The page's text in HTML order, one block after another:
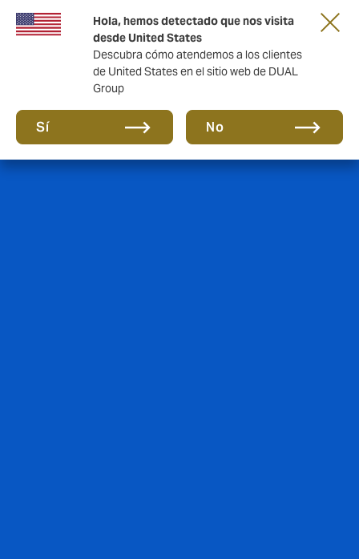
Hola, hemos detectado que nos visita
desde United States
Descubra cómo atendemos a los clientes
de United States en el sitio web de DUAL
Group
Sí No
Una nueva marca para una nueva era. Mas
información aquí